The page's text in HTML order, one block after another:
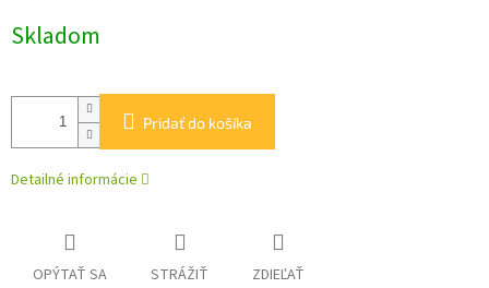
cena:
Skladom
Pridať do košíka
Detailné informácie
OPÝTAŤ SA STRÁŽIŤ ZDIEĽAŤ